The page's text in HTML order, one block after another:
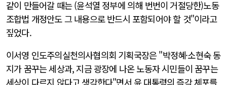
같이 만들어갈 때는 (윤석열 정부에 의해 번번이 거절당한)노동
조합법 개정안도 그 내용으로 반드시 포함되어야 할 것"이라고
짚었다.
이서영 인도주의실천의사협의회 기획국장은 "박정혜·소현숙 동
지가 꿈꾸는 세상과, 지금 광장에 나온 노동자 시민들이 꿈꾸는
세상이 다르지 않다고 생각한다"면서 윤 대통령의 즉각 체포를